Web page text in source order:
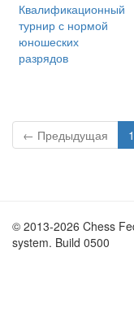
Квалификационный
турнир с нормой
юношеских
разрядов
← Предыдущая 1
© 2013-2026 Chess
system. Build 0500